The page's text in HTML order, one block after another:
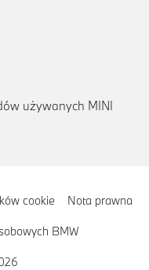
używanych MINI
cookie Nota prawna
BMW